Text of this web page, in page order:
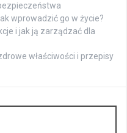
wprowadzić go w życie?
i jak ją zarządzać dla
właściwości i przepisy